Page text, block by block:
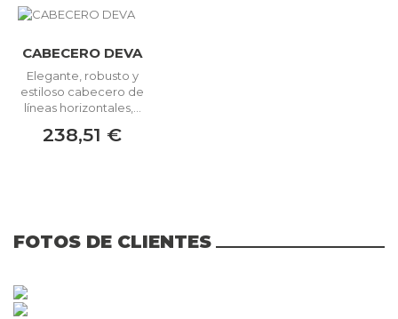
CABECERO DEVA
Elegante, robusto y
estiloso cabecero de
líneas horizontales,...
238,51 €
FOTOS DE CLIENTES